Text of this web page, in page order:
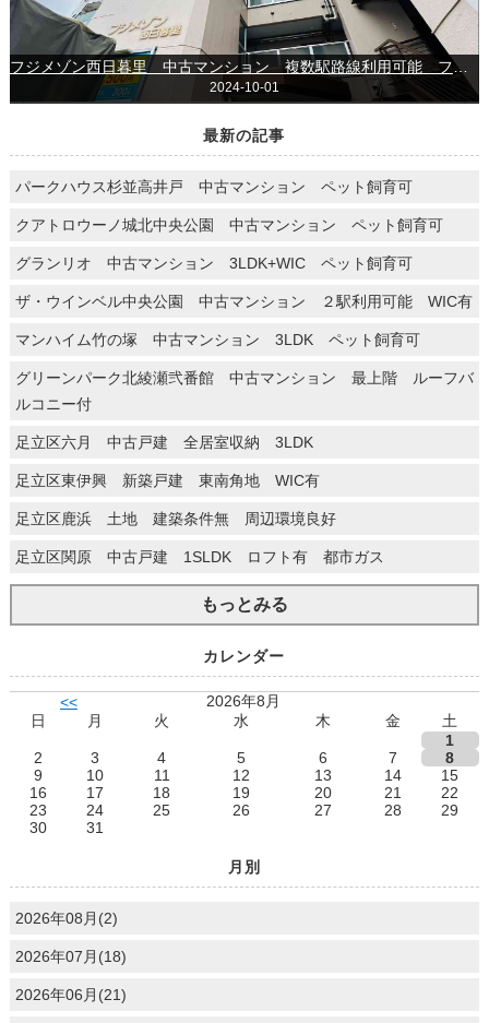
フジメゾン西日暮里 中古マンション 複数駅路線利用可能 ファミリータイプ
2024-10-01
最新の記事
パークハウス杉並高井戸 中古マンション ペット飼育可
クアトロウーノ城北中央公園 中古マンション ペット飼育可
グランリオ 中古マンション 3LDK+WIC ペット飼育可
ザ・ウインベル中央公園 中古マンション ２駅利用可能 WIC有
マンハイム竹の塚 中古マンション 3LDK ペット飼育可
グリーンパーク北綾瀬弐番館 中古マンション 最上階 ルーフバ
ルコニー付
足立区六月 中古戸建 全居室収納 3LDK
足立区東伊興 新築戸建 東南角地 WIC有
足立区鹿浜 土地 建築条件無 周辺環境良好
足立区関原 中古戸建 1SLDK ロフト有 都市ガス
もっとみる
カレンダー
<<
2026年8月
日
月 火 水 木 金
土
1
2
3 4 5 6 7
8
9
10 11 12 13 14
15
16
17 18 19 20 21
22
23
24 25 26 27 28
29
30
31
月別
2026年08月(2)
2026年07月(18)
2026年06月(21)